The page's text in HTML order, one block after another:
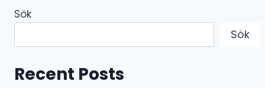
Sök
Sök
Recent Posts